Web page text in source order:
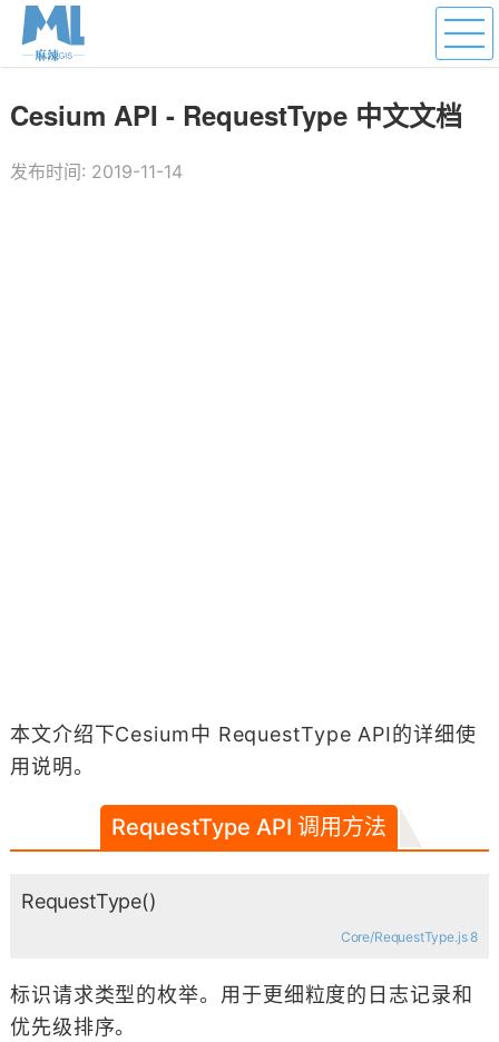
Cesium API - RequestType 中文文档
发布时间: 2019-11-14
本文介绍下Cesium中 RequestType API的详细使
用说明。
RequestType API 调用方法
RequestType()
Core/RequestType.js 8
标识请求类型的枚举。用于更细粒度的日志记录和
优先级排序。